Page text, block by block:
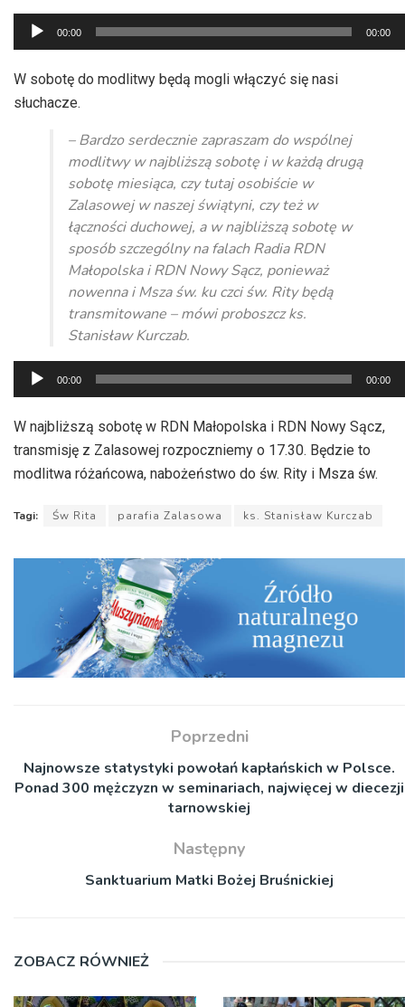
Odtwarzacz
plików
dźwiękowych
00:00 00:00
W sobotę do modlitwy będą mogli włączyć się nasi
słuchacze.
– Bardzo serdecznie zapraszam do wspólnej
modlitwy w najbliższą sobotę i w każdą drugą
sobotę miesiąca, czy tutaj osobiście w
Zalasowej w naszej świątyni, czy też w
łączności duchowej, a w najbliższą sobotę w
sposób szczególny na falach Radia RDN
Małopolska i RDN Nowy Sącz, ponieważ
nowenna i Msza św. ku czci św. Rity będą
transmitowane – mówi proboszcz ks.
Stanisław Kurczab.
Odtwarzacz
plików
dźwiękowych
00:00 00:00
W najbliższą sobotę w RDN Małopolska i RDN Nowy Sącz,
transmisję z Zalasowej rozpoczniemy o 17.30. Będzie to
modlitwa różańcowa, nabożeństwo do św. Rity i Msza św.
Tagi: Św Rita parafia Zalasowa ks. Stanisław Kurczab
Poprzedni
Najnowsze statystyki powołań kapłańskich w Polsce.
Ponad 300 mężczyzn w seminariach, najwięcej w diecezji
tarnowskiej
Następny
Sanktuarium Matki Bożej Bruśnickiej
ZOBACZ RÓWNIEŻ